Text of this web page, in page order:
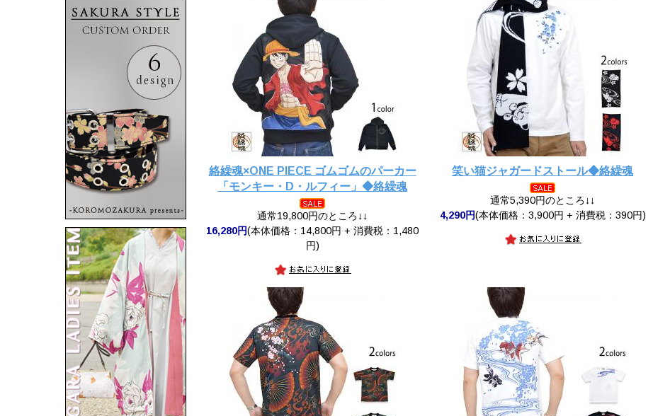
絡繰魂×ONE PIECE ゴムゴムのパーカー
「モンキー・D・ルフィー」◆絡繰魂
通常19,800円のところ↓↓
16,280円(本体価格：14,800円 + 消費税：1,480
円)
笑い猫ジャガードストール◆絡繰魂
通常5,390円のところ↓↓
4,290円(本体価格：3,900円 + 消費税：390円)